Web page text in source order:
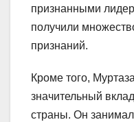
признанными
получили
признаний.
Кроме того,
значительный
страны. Он